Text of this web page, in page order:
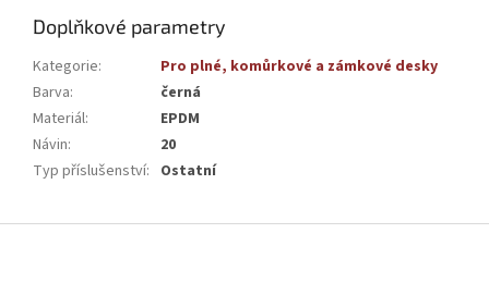
Doplňkové parametry
Kategorie:
Pro plné, komůrkové a zámkové desky
Barva:
černá
Materiál:
EPDM
Návin:
20
Typ příslušenství: Ostatní